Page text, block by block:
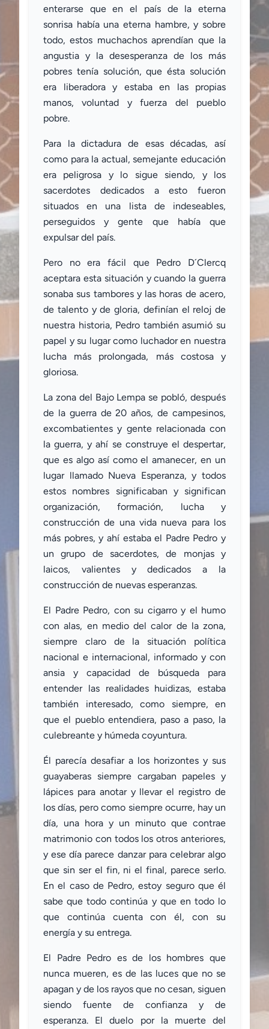
enterarse que en el país de la eterna
sonrisa había una eterna hambre, y sobre
todo, estos muchachos aprendían que la
angustia y la desesperanza de los más
pobres tenía solución, que ésta solución
era liberadora y estaba en las propias
manos, voluntad y fuerza del pueblo
pobre.
Para la dictadura de esas décadas, así
como para la actual, semejante educación
era peligrosa y lo sigue siendo, y los
sacerdotes dedicados a esto fueron
situados en una lista de indeseables,
perseguidos y gente que había que
expulsar del país.
Pero no era fácil que Pedro D´Clercq
aceptara esta situación y cuando la guerra
sonaba sus tambores y las horas de acero,
de talento y de gloria, definían el reloj de
nuestra historia, Pedro también asumió su
papel y su lugar como luchador en nuestra
lucha más prolongada, más costosa y
gloriosa.
La zona del Bajo Lempa se pobló, después
de la guerra de 20 años, de campesinos,
excombatientes y gente relacionada con
la guerra, y ahí se construye el despertar,
que es algo así como el amanecer, en un
lugar llamado Nueva Esperanza, y todos
estos nombres significaban y significan
organización, formación, lucha y
construcción de una vida nueva para los
más pobres, y ahí estaba el Padre Pedro y
un grupo de sacerdotes, de monjas y
laicos, valientes y dedicados a la
construcción de nuevas esperanzas.
El Padre Pedro, con su cigarro y el humo
con alas, en medio del calor de la zona,
siempre claro de la situación política
nacional e internacional, informado y con
ansia y capacidad de búsqueda para
entender las realidades huidizas, estaba
también interesado, como siempre, en
que el pueblo entendiera, paso a paso, la
culebreante y húmeda coyuntura.
Él parecía desafiar a los horizontes y sus
guayaberas siempre cargaban papeles y
lápices para anotar y llevar el registro de
los días, pero como siempre ocurre, hay un
día, una hora y un minuto que contrae
matrimonio con todos los otros anteriores,
y ese día parece danzar para celebrar algo
que sin ser el fin, ni el final, parece serlo.
En el caso de Pedro, estoy seguro que él
sabe que todo continúa y que en todo lo
que continúa cuenta con él, con su
energía y su entrega.
El Padre Pedro es de los hombres que
nunca mueren, es de las luces que no se
apagan y de los rayos que no cesan, siguen
siendo fuente de confianza y de
esperanza. El duelo por la muerte del